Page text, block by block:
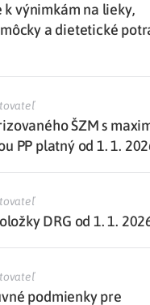
k výnimkám na lieky,
a dietetické
ŠZM s
PP platný od 1. 1.
DRG od 1. 1.
podmienky pre